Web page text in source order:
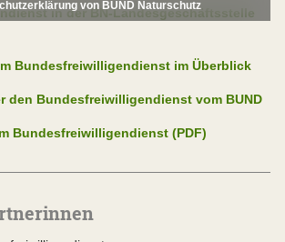
von BUND Naturschutz
in der BN-Landesgeschäftsstelle
Bundesfreiwilligendienst im Überblick
den Bundesfreiwilligendienst vom BUND
Bundesfreiwilligendienst (PDF)